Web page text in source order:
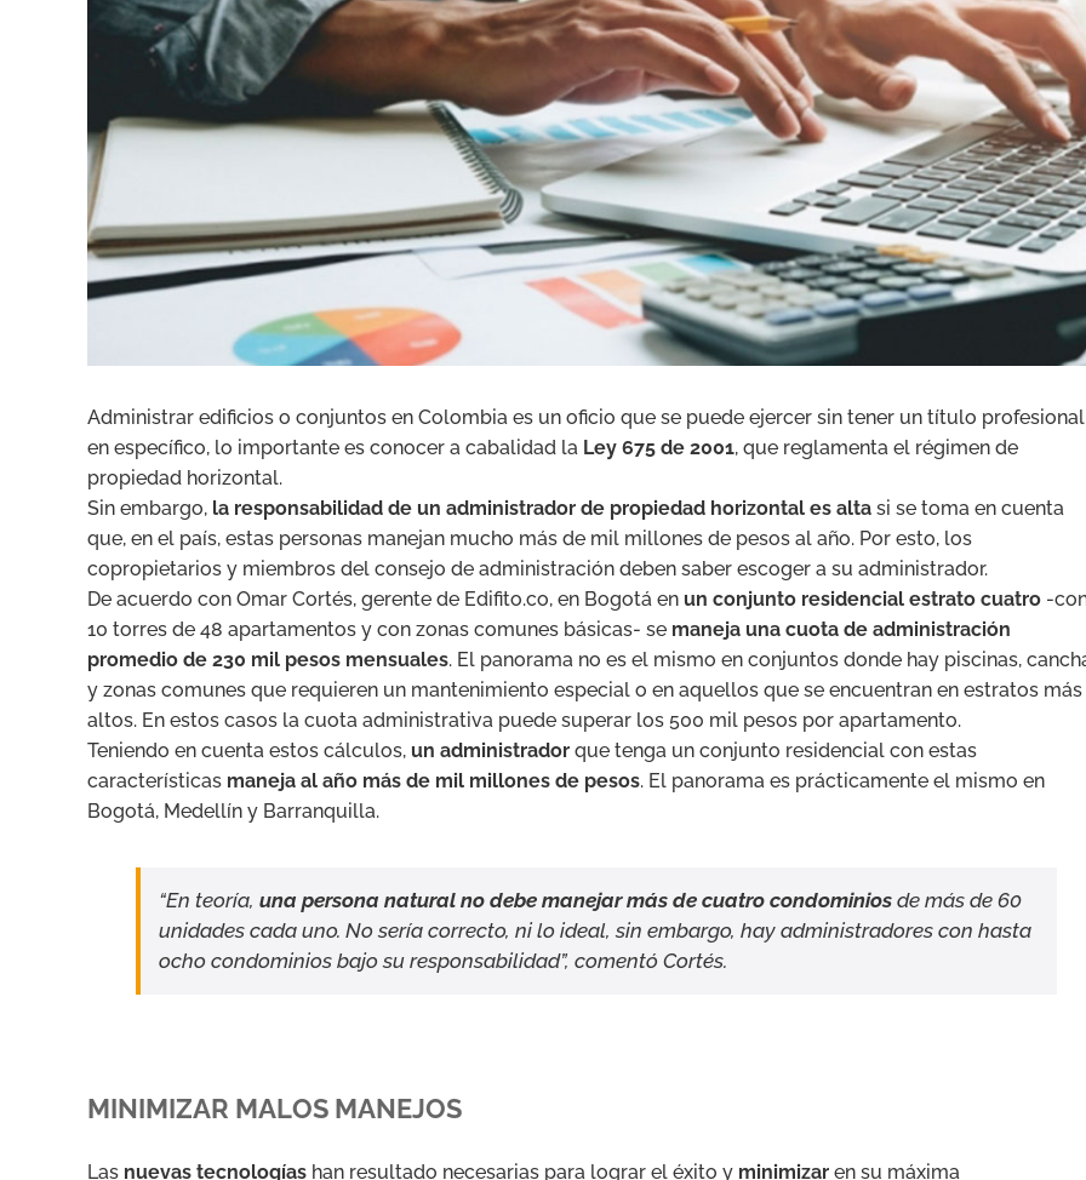
Administrar edificios o conjuntos en Colombia es un oficio que se puede ejercer sin tener un título profesional
en específico, lo importante es conocer a cabalidad la Ley 675 de 2001, que reglamenta el régimen de
propiedad horizontal.
Sin embargo, la responsabilidad de un administrador de propiedad horizontal es alta si se toma en cuenta
que, en el país, estas personas manejan mucho más de mil millones de pesos al año. Por esto, los
copropietarios y miembros del consejo de administración deben saber escoger a su administrador.
De acuerdo con Omar Cortés, gerente de Edifito.co, en Bogotá en un conjunto residencial estrato cuatro -
10 torres de 48 apartamentos y con zonas comunes básicas- se maneja una cuota de administración
promedio de 230 mil pesos mensuales. El panorama no es el mismo en conjuntos donde hay piscinas,
y zonas comunes que requieren un mantenimiento especial o en aquellos que se encuentran en estratos más
altos. En estos casos la cuota administrativa puede superar los 500 mil pesos por apartamento.
Teniendo en cuenta estos cálculos, un administrador que tenga un conjunto residencial con estas
características maneja al año más de mil millones de pesos. El panorama es prácticamente el mismo en
Bogotá, Medellín y Barranquilla.
“En teoría, una persona natural no debe manejar más de cuatro condominios de más de 60
unidades cada uno. No sería correcto, ni lo ideal, sin embargo, hay administradores con hasta
ocho condominios bajo su responsabilidad”, comentó Cortés.
MINIMIZAR MALOS MANEJOS
Las nuevas tecnologías han resultado necesarias para lograr el éxito y minimizar en su máxima